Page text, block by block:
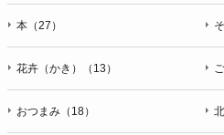
本（27）
花卉（かき）（13）
おつまみ（18）